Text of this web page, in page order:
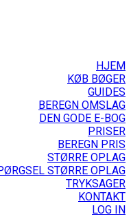
HJEM
KØB BØGER
GUIDES
BEREGN OMSLAG
DEN GODE E-BOG
PRISER
BEREGN PRIS
STØRRE OPLAG
STØRRE OPLAG
TRYKSAGER
KONTAKT
LOG IN